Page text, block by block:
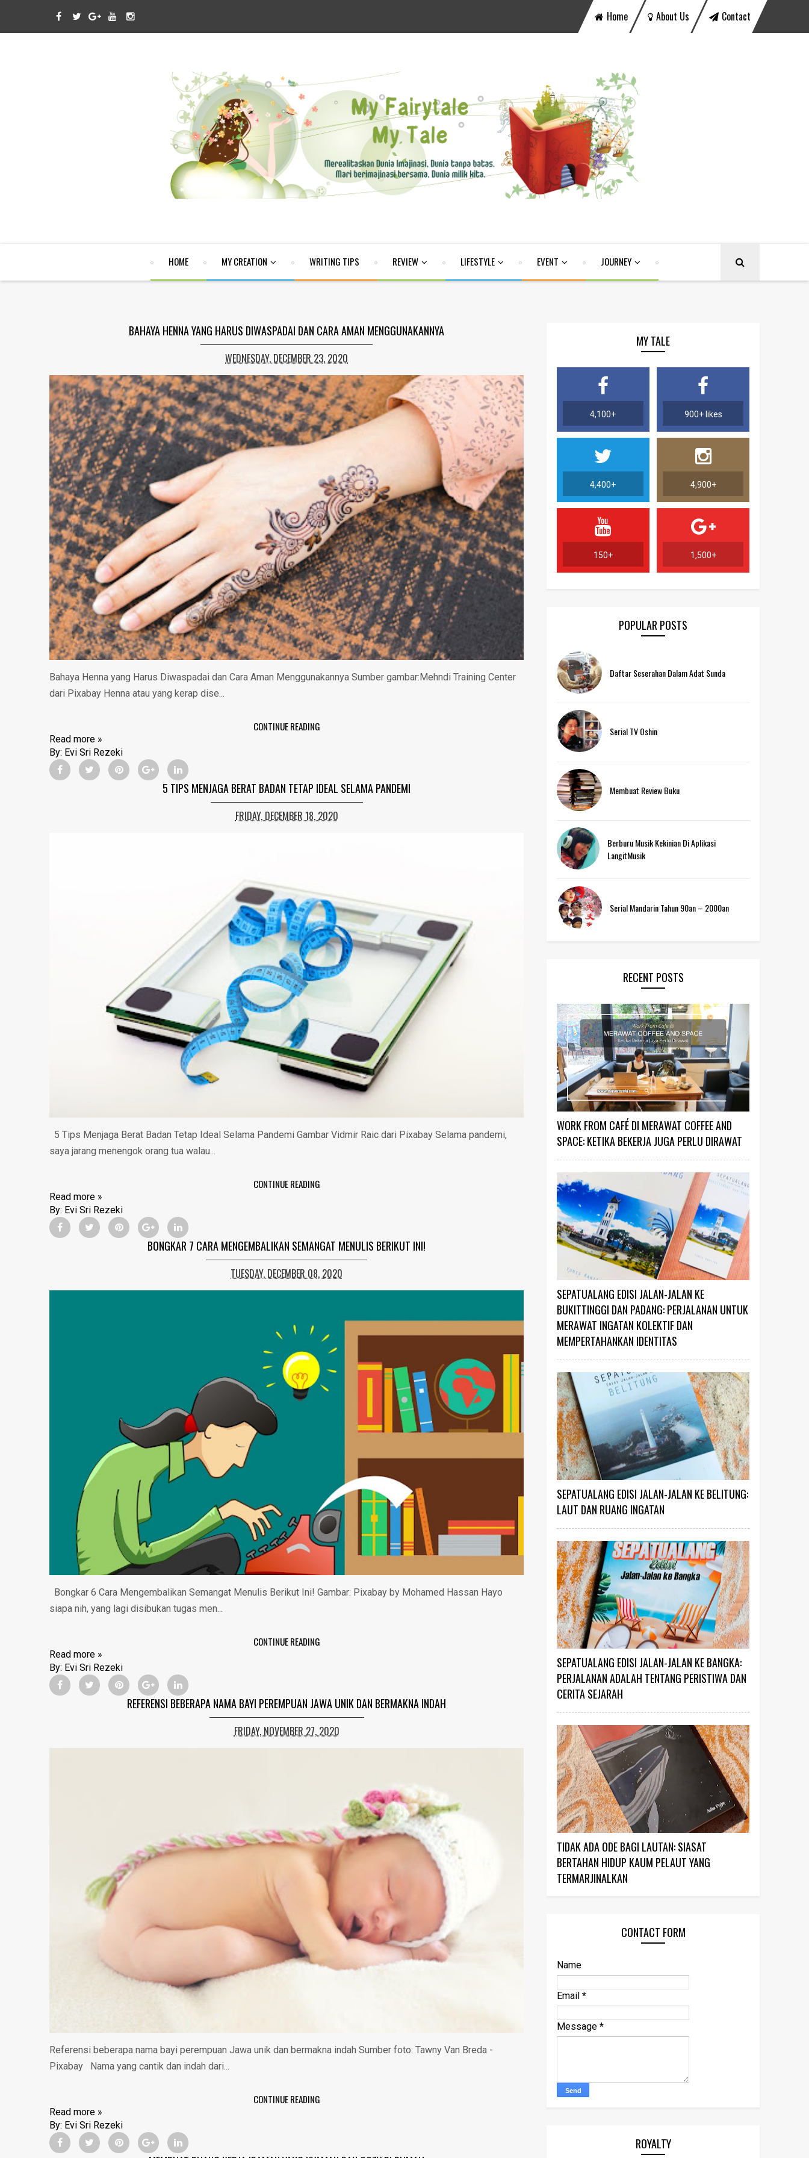
Home About Us Contact
HOME MY CREATION WRITING TIPS REVIEW LIFESTYLE EVENT JOURNEY
BAHAYA HENNA YANG HARUS DIWASPADAI DAN CARA AMAN MENGGUNAKANNYA
WEDNESDAY, DECEMBER 23, 2020
Bahaya Henna yang Harus Diwaspadai dan Cara Aman Menggunakannya Sumber gambar:Mehndi Training Center
dari Pixabay Henna atau yang kerap dise...
CONTINUE READING
Read more »
By: Evi Sri Rezeki
5 TIPS MENJAGA BERAT BADAN TETAP IDEAL SELAMA PANDEMI
FRIDAY, DECEMBER 18, 2020
5 Tips Menjaga Berat Badan Tetap Ideal Selama Pandemi Gambar Vidmir Raic dari Pixabay Selama pandemi,
saya jarang menengok orang tua walau...
CONTINUE READING
Read more »
By: Evi Sri Rezeki
BONGKAR 7 CARA MENGEMBALIKAN SEMANGAT MENULIS BERIKUT INI!
TUESDAY, DECEMBER 08, 2020
Bongkar 6 Cara Mengembalikan Semangat Menulis Berikut Ini! Gambar: Pixabay by Mohamed Hassan Hayo
siapa nih, yang lagi disibukan tugas men...
CONTINUE READING
Read more »
By: Evi Sri Rezeki
REFERENSI BEBERAPA NAMA BAYI PEREMPUAN JAWA UNIK DAN BERMAKNA INDAH
FRIDAY, NOVEMBER 27, 2020
Referensi beberapa nama bayi perempuan Jawa unik dan bermakna indah Sumber foto: Tawny Van Breda -
Pixabay Nama yang cantik dan indah dari...
CONTINUE READING
Read more »
By: Evi Sri Rezeki
MY TALE
4,100+ 900+ likes
4,400+ 4,900+
150+ 1,500+
POPULAR POSTS
Daftar Seserahan Dalam Adat Sunda
Serial TV Oshin
Membuat Review Buku
Berburu Musik Kekinian Di Aplikasi
LangitMusik
Serial Mandarin Tahun 90an – 2000an
RECENT POSTS
WORK FROM CAFÉ DI MERAWAT COFFEE AND
SPACE: KETIKA BEKERJA JUGA PERLU DIRAWAT
SEPATUALANG EDISI JALAN-JALAN KE
BUKITTINGGI DAN PADANG: PERJALANAN UNTUK
MERAWAT INGATAN KOLEKTIF DAN
MEMPERTAHANKAN IDENTITAS
SEPATUALANG EDISI JALAN-JALAN KE BELITUNG:
LAUT DAN RUANG INGATAN
SEPATUALANG EDISI JALAN-JALAN KE BANGKA:
PERJALANAN ADALAH TENTANG PERISTIWA DAN
CERITA SEJARAH
TIDAK ADA ODE BAGI LAUTAN: SIASAT
BERTAHAN HIDUP KAUM PELAUT YANG
TERMARJINALKAN
CONTACT FORM
Name
Email *
Message *
ROYALTY